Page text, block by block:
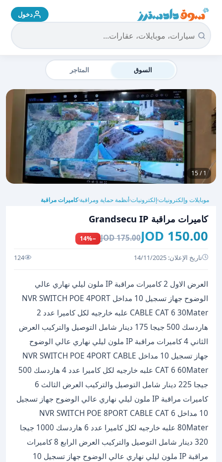
سوق دادسترز الرئيسية دخول
السوق المتاجر
1 / 15
موبايلات وإلكترونيات›إلكترونيات›أنظمة حماية ومراقبة›كاميرات مراقبة
كاميرات مراقبة Grandsecu IP
150.00 JOD
175.00 JOD
−14%
تاريخ الإعلان: 14/11/2025 124
العرض الاول 2 كاميرات مراقبة IP ملون ليلي نهاري عالي
الوضوح جهاز تسجيل 10 مداخل NVR SWITCH POE 4PORT
CABLE CAT 6 30Mater علبه خارجيه لكل كاميرا عدد 2
هاردسك 500 جيجا 175 دينار شامل التوصيل والتركيب العرض
الثاني 4 كاميرات مراقبة IP ملون ليلي نهاري عالي الوضوح
جهاز تسجيل 10 مداخل NVR SWITCH POE 4PORT CABLE
CAT 6 60Mater علبه خارجيه لكل كاميرا عدد 4 هاردسك 500
جيجا 225 دينار شامل التوصيل والتركيب العرض الثالث 6
كاميرات مراقبة IP ملون ليلي نهاري عالي الوضوح جهاز تسجيل
10 مداخل NVR SWITCH POE 8PORT CABLE CAT 6
80Mater علبه خارجيه لكل كاميرا عدد 6 هاردسك 1000 جيجا
320 دينار شامل التوصيل والتركيب العرض الرابع 8 كاميرات
مراقبة IP ملون ليلي نهاري عالي الوضوح جهاز تسجيل 10